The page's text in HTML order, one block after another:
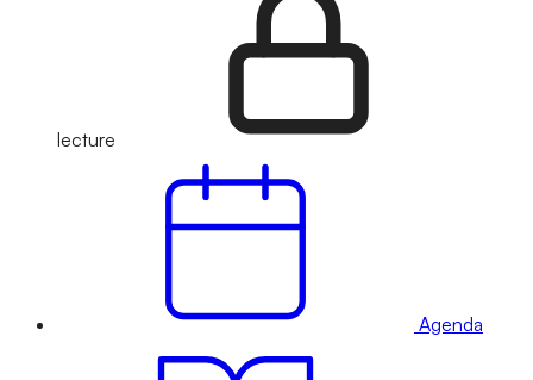
lecture
Agenda